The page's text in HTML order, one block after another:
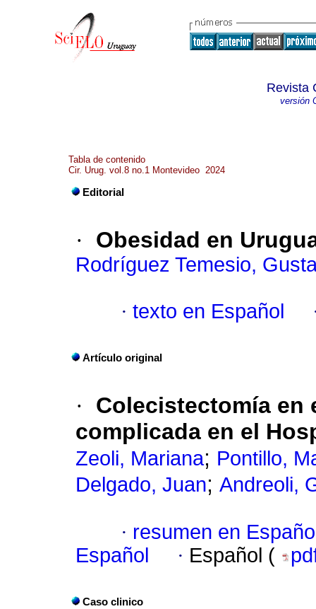
Revista
versión
Tabla de contenido
Cir. Urug. vol.8 no.1 Montevideo 2024
Editorial
· Obesidad en
Rodríguez Temesio,
· texto en Español
Artículo original
·
Colecistectomía en
complicada en el
Zeoli, Mariana; Pontillo,
Delgado, Juan; Andreoli,
· resumen en
Español
· Español (
Caso clinico